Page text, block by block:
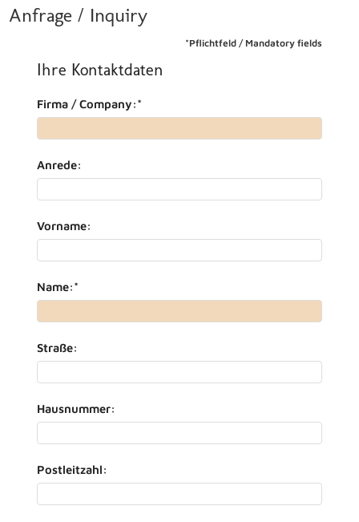
Anfrage / Inquiry
*Pflichtfeld / Mandatory fields
Ihre Kontaktdaten
Firma / Company:*
Anrede:
Vorname:
Name:*
Straße:
Hausnummer:
Postleitzahl: